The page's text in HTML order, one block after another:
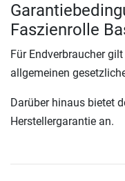
Faszienrolle
Für Endverbraucher
allgemeinen
Darüber hinaus bietet
Herstellergarantie an.